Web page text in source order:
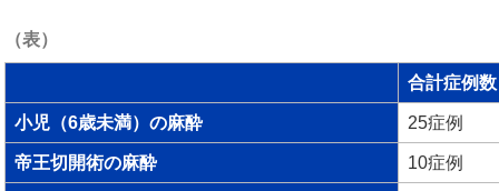
（表）
合計症例数
小児（6歳未満）の麻酔 25症例
帝王切開術の麻酔 10症例